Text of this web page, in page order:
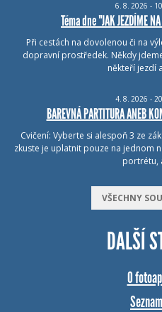
6. 8. 2026 -
Téma dne "JAK JEZDÍME
Při cestách na dovolenou či na
dopravní prostředek. Někdy
někteří jezdí
4. 8. 2026 -
BAREVNÁ PARTITURA ANEB
Cvičení: Vyberte si alespoň 3 ze
zkuste je uplatnit pouze na jednom
portrétu,
VŠECHNY
DALŠÍ
O